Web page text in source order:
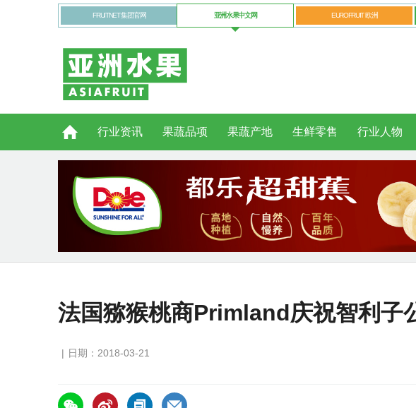
FRUITNET 集团官网 亚洲水果中文网 EUROFRUIT 欧洲
行业资讯 果蔬品项 果蔬产地 生鲜零售 行业人物
法国猕猴桃商Primland庆祝智利子
日期：2018-03-21
https://asiafruitchina.net/16753.html